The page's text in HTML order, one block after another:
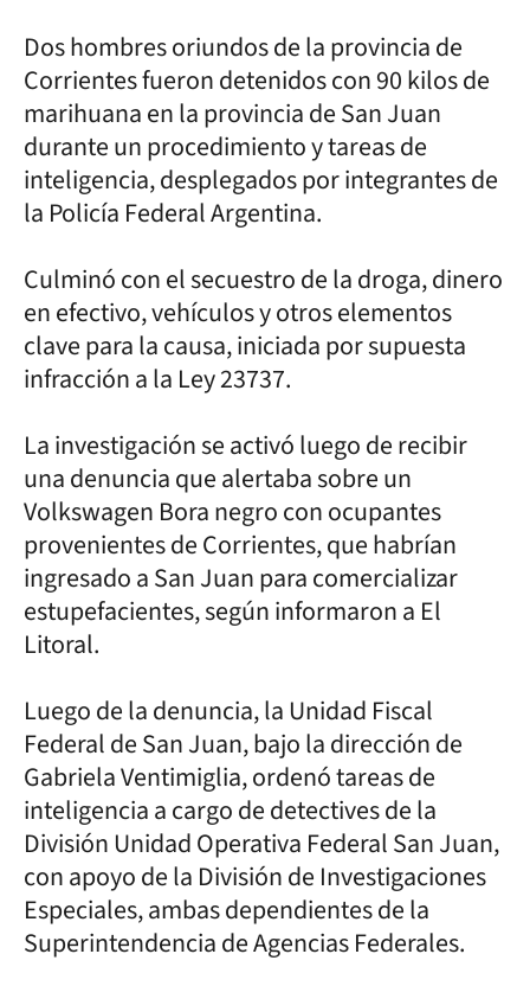
Dos hombres oriundos de la provincia de
Corrientes fueron detenidos con 90 kilos de
marihuana en la provincia de San Juan
durante un procedimiento y tareas de
inteligencia, desplegados por integrantes de
la Policía Federal Argentina.
Culminó con el secuestro de la droga, dinero
en efectivo, vehículos y otros elementos
clave para la causa, iniciada por supuesta
infracción a la Ley 23737.
La investigación se activó luego de recibir
una denuncia que alertaba sobre un
Volkswagen Bora negro con ocupantes
provenientes de Corrientes, que habrían
ingresado a San Juan para comercializar
estupefacientes, según informaron a El
Litoral.
Luego de la denuncia, la Unidad Fiscal
Federal de San Juan, bajo la dirección de
Gabriela Ventimiglia, ordenó tareas de
inteligencia a cargo de detectives de la
División Unidad Operativa Federal San Juan,
con apoyo de la División de Investigaciones
Especiales, ambas dependientes de la
Superintendencia de Agencias Federales.